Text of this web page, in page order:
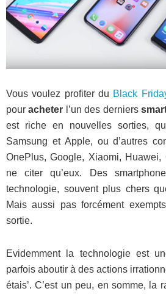
Vous voulez profiter du Black
pouracheter l’un des derniers
est riche en nouvelles sorties,
Samsung et Apple, ou d’autres
OnePlus, Google, Xiaomi, Huawei,
ne citer qu’eux. Des
technologie, souvent plus chers
Mais aussi pas forcément
sortie.
Evidemment la technologie est
parfois aboutir à des actions
étais’. C’est un peu, en somme, la